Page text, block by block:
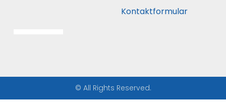
Kontaktformular
© All Rights Reserved.